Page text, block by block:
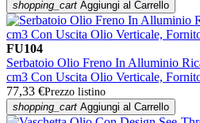
shopping_cart Aggiungi al Carrello
FU104
Serbatoio Olio Freno In Alluminio
cm3 Con Uscita Olio Verticale,
77,33 €Prezzo listino
shopping_cart Aggiungi al Carrello